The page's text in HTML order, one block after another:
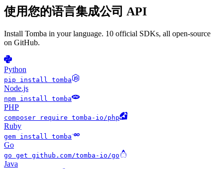
使用您的语言集成公司 API
Install Tomba in your language. 10 official SDKs, all open-source
on GitHub.
Python
pip install tomba
Node.js
npm install tomba
PHP
composer require tomba-io/php
Ruby
gem install tomba
Go
go get github.com/tomba-io/go
Java